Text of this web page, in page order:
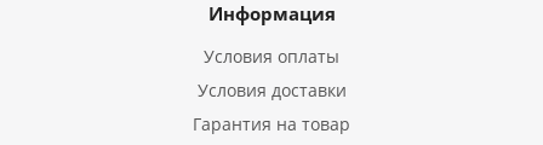
Информация
Условия оплаты
Условия доставки
Гарантия на товар